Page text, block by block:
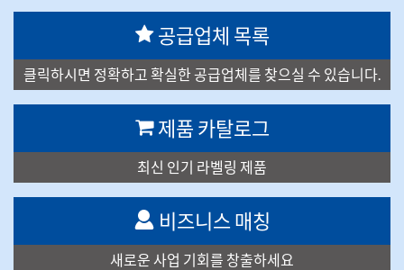
공급업체 목록
클릭하시면 정확하고 확실한 공급업체를 찾으실 수 있습니다.
제품 카탈로그
최신 인기 라벨링 제품
비즈니스 매칭
새로운 사업 기회를 창출하세요